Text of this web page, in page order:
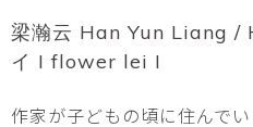
梁瀚云 Han Yun Liang
イ I flower lei I
作家が子どもの頃に住んで